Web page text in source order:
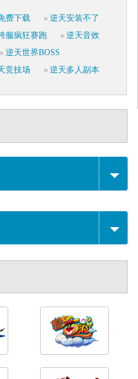
费下载
逆天安装不了
服疯狂赛跑
逆天音效
逆天世界BOSS
竞技场 逆天多人副本